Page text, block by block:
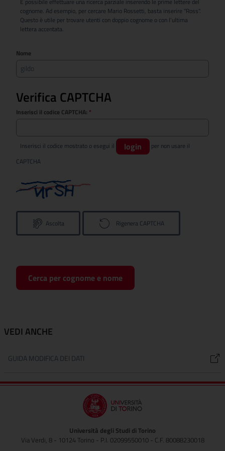
È possibile effettuare una ricerca parziale inserendo le prime lettere del
cognome. Ad esempio, per cercare Mario Rossetti, basta inserire "Ross".
Questo è utile per trovare utenti con doppio cognome o con l'ultima
lettera accentata.
Nome
Verifica CAPTCHA
Inserisci il codice CAPTCHA: *
Inserisci il codice mostrato o esegui il login
per non usare il
CAPTCHA
Ascolta Rigenera CAPTCHA
Cerca per cognome e nome
VEDI ANCHE
GUIDA MODIFICA DEI DATI
Università degli Studi di Torino
Via Verdi, 8 - 10124 Torino - P.I. 02099550010 - C.F. 80088230018